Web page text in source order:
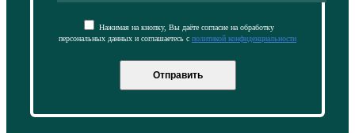
Нажимая на кнопку, Вы даёте согласие на обработку
персональных данных и соглашаетесь с политикой конфиденциальности
Отправить